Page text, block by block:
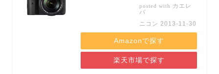
posted with カエレ
バ
ニコン 2013-11-30
Amazonで探す
楽天市場で探す